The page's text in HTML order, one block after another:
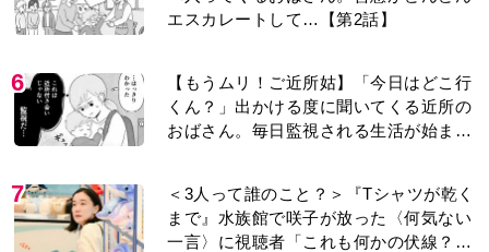
エスカレートして…【第2話】
6
【もうムリ！ご近所姑】「今日はどこ行
くん？」出かける度に聞いてくる近所の
おばさん。毎日監視される生活が始ま
7
＜3人って誰のこと？＞『Tシャツが乾く
まで』水族館で咲子が放った〈何気ない
一言〉に視聴者「これも何かの伏線？」